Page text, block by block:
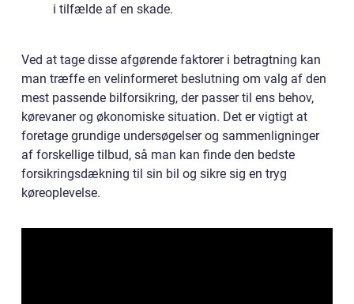
i tilfælde af en skade.
Ved at tage disse afgørende faktorer i betragtning kan
man træffe en velinformeret beslutning om valg af den
mest passende bilforsikring, der passer til ens behov,
kørevaner og økonomiske situation. Det er vigtigt at
foretage grundige undersøgelser og sammenligninger
af forskellige tilbud, så man kan finde den bedste
forsikringsdækning til sin bil og sikre sig en tryg
køreoplevelse.